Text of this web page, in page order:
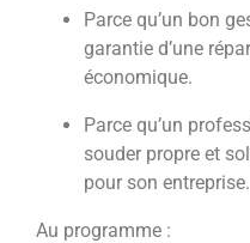
Parce qu’un bon
garantie d’une
économique.
Parce qu’un
souder propre et
pour son entreprise.
Au programme :